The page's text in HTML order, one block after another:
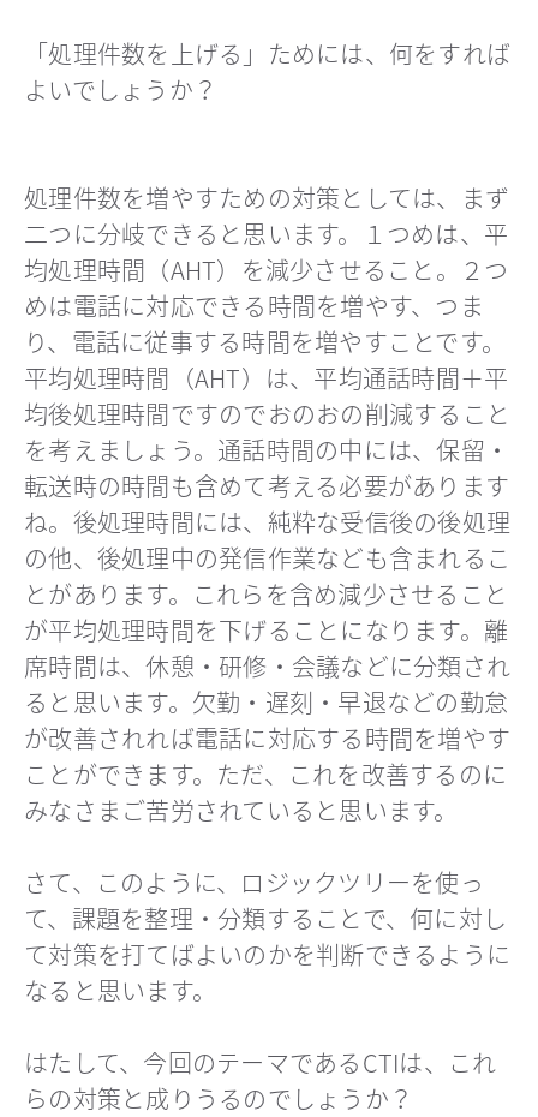
「処理件数を上げる」ためには、何をすれば
よいでしょうか？
処理件数を増やすための対策としては、まず
二つに分岐できると思います。１つめは、平
均処理時間（AHT）を減少させること。２つ
めは電話に対応できる時間を増やす、つま
り、電話に従事する時間を増やすことです。
平均処理時間（AHT）は、平均通話時間＋平
均後処理時間ですのでおのおの削減すること
を考えましょう。通話時間の中には、保留・
転送時の時間も含めて考える必要があります
ね。後処理時間には、純粋な受信後の後処理
の他、後処理中の発信作業なども含まれるこ
とがあります。これらを含め減少させること
が平均処理時間を下げることになります。離
席時間は、休憩・研修・会議などに分類され
ると思います。欠勤・遅刻・早退などの勤怠
が改善されれば電話に対応する時間を増やす
ことができます。ただ、これを改善するのに
みなさまご苦労されていると思います。
さて、このように、ロジックツリーを使っ
て、課題を整理・分類することで、何に対し
て対策を打てばよいのかを判断できるように
なると思います。
はたして、今回のテーマであるCTIは、これ
らの対策と成りうるのでしょうか？